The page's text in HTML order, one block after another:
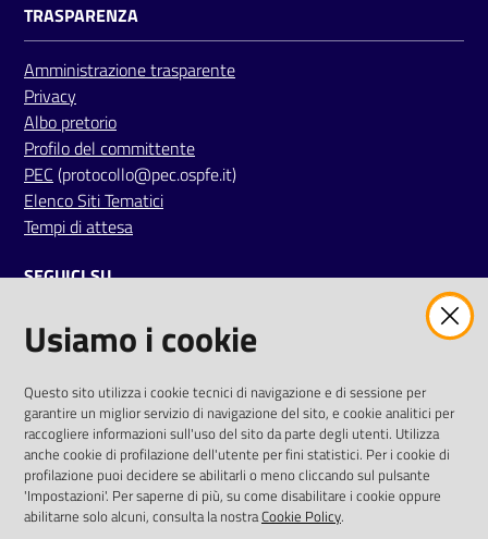
i
z
i
P
a
r
i
t
d
g
n
e
r
e
A
TRASPARENZA
Amministrazione trasparente
Privacy
Albo pretorio
Profilo del committente
PEC (protocollo@pec.ospfe.it)
Elenco Siti Tematici
Tempi di attesa
SEGUICI SU
twitterfacebookyoutube
AREA DIPENDENTI
Posta Elettronica Aziendale
Cloud aziendale(manuale di istruzioni)
Portale del Dipendente
Sito intranet
Usiamo i cookie
Questo sito utilizza i cookie tecnici di navigazione e di sessione per
garantire un miglior servizio di navigazione del sito, e cookie analitici per
raccogliere informazioni sull'uso del sito da parte degli utenti. Utilizza
anche cookie di profilazione dell'utente per fini statistici. Per i cookie di
profilazione puoi decidere se abilitarli o meno cliccando sul pulsante
'Impostazioni'. Per saperne di più, su come disabilitare i cookie oppure
abilitarne solo alcuni, consulta la nostraCookie Policy.